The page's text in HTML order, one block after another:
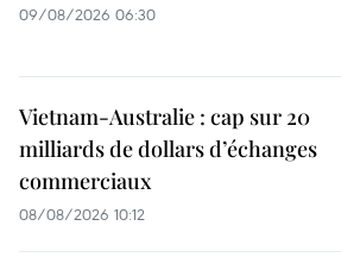
09/08/2026 06:30
Vietnam-Australie : cap sur 20
milliards de dollars d’échanges
commerciaux
08/08/2026 10:12